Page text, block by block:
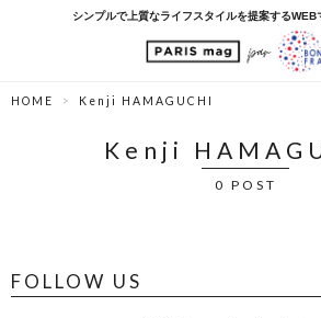
シンプルで上質なライフスタイルを提案するWEB
HOME Kenji HAMAGUCHI
Kenji
0 POST
FOLLOW US